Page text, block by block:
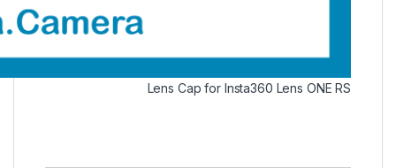
Lens Cap for Insta360 Lens ONE RS